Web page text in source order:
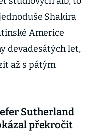
Shakira
Americe
devadesátých let,
až s pátým
Sutherland
překročit